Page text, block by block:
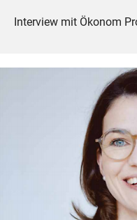
Interview mit Ökonom